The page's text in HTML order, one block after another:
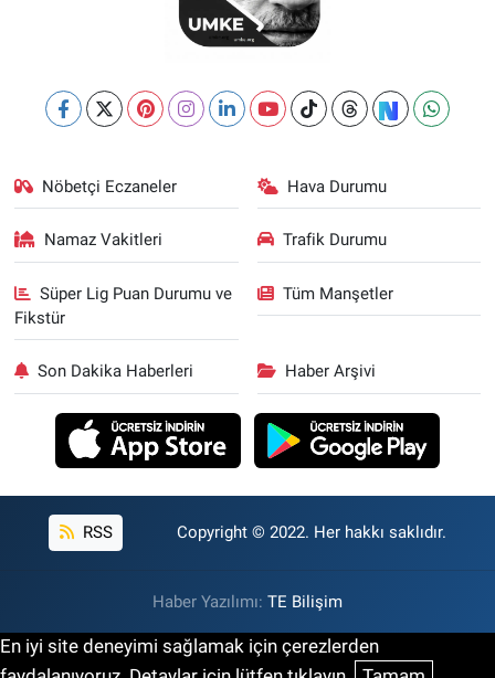
Nöbetçi Eczaneler Hava Durumu
Namaz Vakitleri Trafik Durumu
Süper Lig Puan Durumu ve
Fikstür
Tüm Manşetler
Son Dakika Haberleri Haber Arşivi
RSS Copyright © 2022. Her hakkı saklıdır.
Haber Yazılımı: TE Bilişim
En iyi site deneyimi sağlamak için çerezlerden